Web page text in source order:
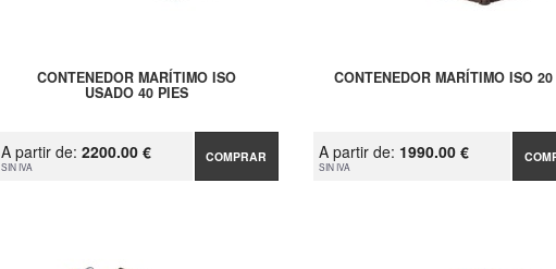
CONTENEDOR MARÍTIMO ISO
USADO 40 PIES
A partir de: 2200.00 €
SIN IVA
COMPRAR
CONTENEDOR MARÍTIMO ISO 20
A partir de: 1990.00 €
SIN IVA